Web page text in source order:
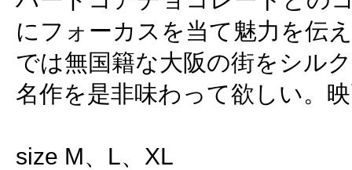
にフォーカスを当て魅力を伝
では無国籍な大阪の街をシル
名作を是非味わって欲しい。
size M、L、XL